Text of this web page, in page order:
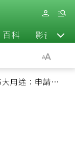
百科 影音
用途：申請理